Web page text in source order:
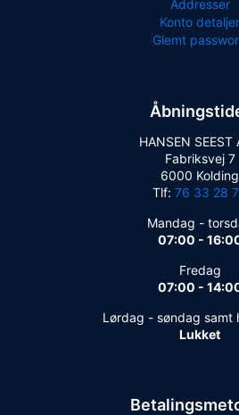
Addresser
Konto detaljer
Glemt
HANSEN SEEST
Fabriksvej 7
6000 Kolding
Tlf: 76 33 28
Mandag -
07:00 -
Fredag
07:00 -
Lørdag - søndag samt
Lukket